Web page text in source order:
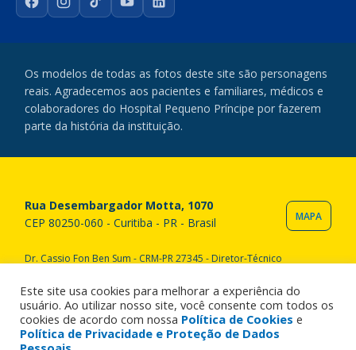
FacebookInstagram
TikTokYouTubeLinkedIn
Os modelos de todas as fotos deste site são personagens
reais. Agradecemos aos pacientes e familiares, médicos e
colaboradores do Hospital Pequeno Príncipe por fazerem
parte da história da instituição.
Rua Desembargador Motta, 1070
CEP 80250-060 - Curitiba - PR - Brasil
MAPA
Dr. Cassio Fon Ben Sum - CRM-PR 27345 - Diretor-Técnico
reservados. All rights reserved.
Este site usa cookies para melhorar a experiência do
usuário. Ao utilizar nosso site, você consente com todos os
cookies de acordo com nossa Política de Cookies e
Política de Privacidade e Proteção de Dados